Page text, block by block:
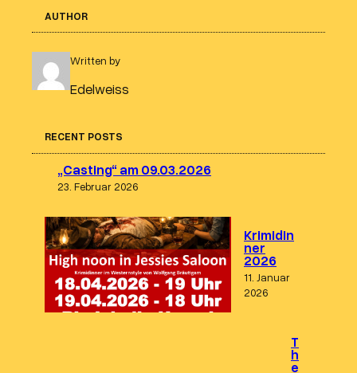
AUTHOR
Written by
Edelweiss
RECENT POSTS
„Casting“ am 09.03.2026
23. Februar 2026
Krimidin
ner
2026
11. Januar
2026
T
h
e